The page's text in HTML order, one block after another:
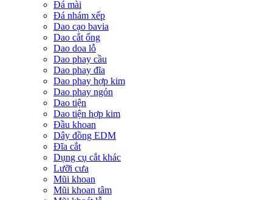
Đá mài
Đá nhám xếp
Dao cạo bavia
Dao cắt ống
Dao doa lỗ
Dao phay cầu
Dao phay đĩa
Dao phay hợp kim
Dao phay ngón
Dao tiện
Dao tiện hợp kim
Đầu khoan
Dây đồng EDM
Đĩa cắt
Dụng cụ cắt khác
Lưỡi cưa
Mũi khoan
Mũi khoan tâm